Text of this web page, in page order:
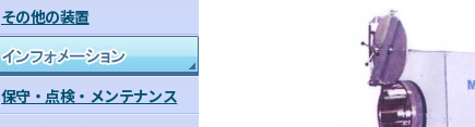
その他の装置
インフォメーション
保守・点検・メンテナンス